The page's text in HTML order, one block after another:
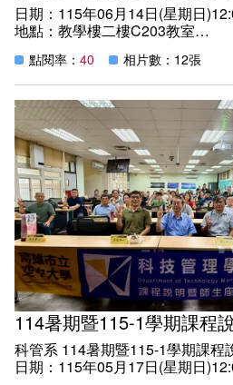
日期：115年06月14日(星期日
地點：教學樓二樓C203教室
一、115學年度各大研究所放榜了
何準備書審資料及面試嗎?科管
度高科大智慧商務學系榜首的李
科技教育學系及高科大智慧商務
享研究所報考該如何準備：
1.書面審查資料準備重點與常見問
2.口試應對技巧之實務分享.
二、同學精采的經驗分享，引起
願意將此次分享的簡報放上學系
研究所的同學參考，歡迎同學點
點閱率： 40 相片數：12張
114暑期暨115-1學期課程
科管系 114暑期暨115-1學期課程
日期：115年05月17日(星期日